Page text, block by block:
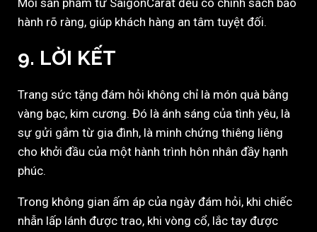
Mỗi sản phẩm từ SaigonCarat đều có chính sách bảo
hành rõ ràng, giúp khách hàng an tâm tuyệt đối.
9. LỜI KẾT
Trang sức tặng đám hỏi không chỉ là món quà bằng
vàng bạc, kim cương. Đó là ánh sáng của tình yêu, là
sự gửi gắm từ gia đình, là minh chứng thiêng liêng
cho khởi đầu của một hành trình hôn nhân đầy hạnh
phúc.
Trong không gian ấm áp của ngày đám hỏi, khi chiếc
nhẫn lấp lánh được trao, khi vòng cổ, lắc tay được